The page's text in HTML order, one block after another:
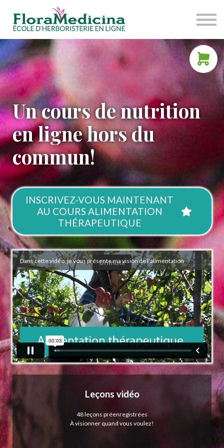
À PROPOS
RESSOURCES
ACCÈS ÉTUDIANT
Un cours de nutrition
en ligne hors du
commun!
INSCRIVEZ-VOUS MAINTENANT
AU COURS ALIMENTATION
THÉRAPEUTIQUE
Dans cette vidéo, je vous présente ma vision de l'alimentation
Leçons vidéo
48 leçons préenregistrées
À visionner quand vous voulez!